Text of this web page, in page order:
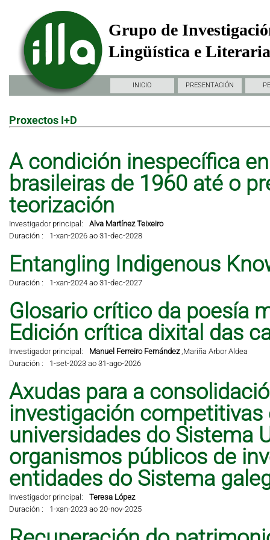
Grupo de
Lingüística e
INICIO PRESENTACIÓN
Proxectos I+D
A condición inespecífica
brasileiras de 1960 até o
teorización
Investigador principal:
Alva Martínez Teixeiro
Duración :
1-xan-2026 ao 31-dec-2028
Entangling Indigenous
Duración : 1-xan-2024 ao 31-dec-2027
Glosario crítico da poesía
Edición crítica dixital das
Investigador principal: Manuel Ferreiro Fernández,Mariña Arbor Aldea
Duración :
1-set-2023 ao 31-ago-2026
Axudas para a
investigación
universidades do Sistema
organismos públicos de
entidades do Sistema
Investigador principal:
Teresa López
Duración :
1-xan-2023 ao 20-nov-2025